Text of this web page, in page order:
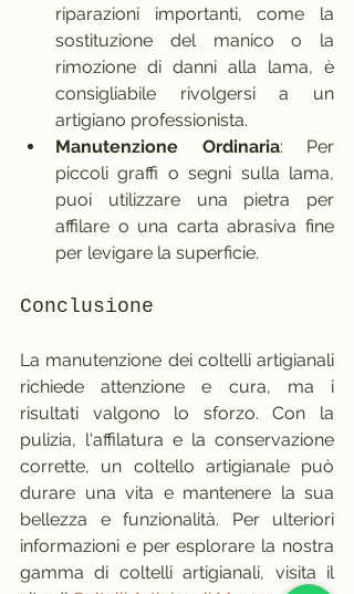
riparazioni importanti, come la
sostituzione del manico o la
rimozione di danni alla lama, è
consigliabile rivolgersi a un
artigiano professionista.
Manutenzione Ordinaria: Per
piccoli graffi o segni sulla lama,
puoi utilizzare una pietra per
affilare o una carta abrasiva fine
per levigare la superficie.
Conclusione
La manutenzione dei coltelli artigianali
richiede attenzione e cura, ma i
risultati valgono lo sforzo. Con la
pulizia, l'affilatura e la conservazione
corrette, un coltello artigianale può
durare una vita e mantenere la sua
bellezza e funzionalità. Per ulteriori
informazioni e per esplorare la nostra
gamma di coltelli artigianali, visita il